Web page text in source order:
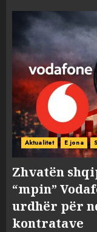
Aktualitet E jona
Zhvatën
“mpin”
urdhër për
kontratave